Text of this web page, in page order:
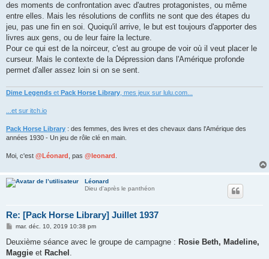
des moments de confrontation avec d'autres protagonistes, ou même
entre elles. Mais les résolutions de conflits ne sont que des étapes du
jeu, pas une fin en soi. Quoiqu'il arrive, le but est toujours d'apporter des
livres aux gens, ou de leur faire la lecture.
Pour ce qui est de la noirceur, c'est au groupe de voir où il veut placer le
curseur. Mais le contexte de la Dépression dans l'Amérique profonde
permet d'aller assez loin si on se sent.
Dime Legends et Pack Horse Library , mes jeux sur lulu.com...
...et sur itch.io
Pack Horse Library : des femmes, des livres et des chevaux dans l'Amérique des
années 1930 - Un jeu de rôle clé en main.
Moi, c'est @Léonard , pas @leonard
Léonard
Dieu d'après le panthéon
Re: [Pack Horse Library] Juillet 1937
M
s
a
mar. déc. 10, 2019 10:38 pm
Deuxième séance avec le groupe de campagne : Rosie Beth, Madeline,
Maggie et Rachel .